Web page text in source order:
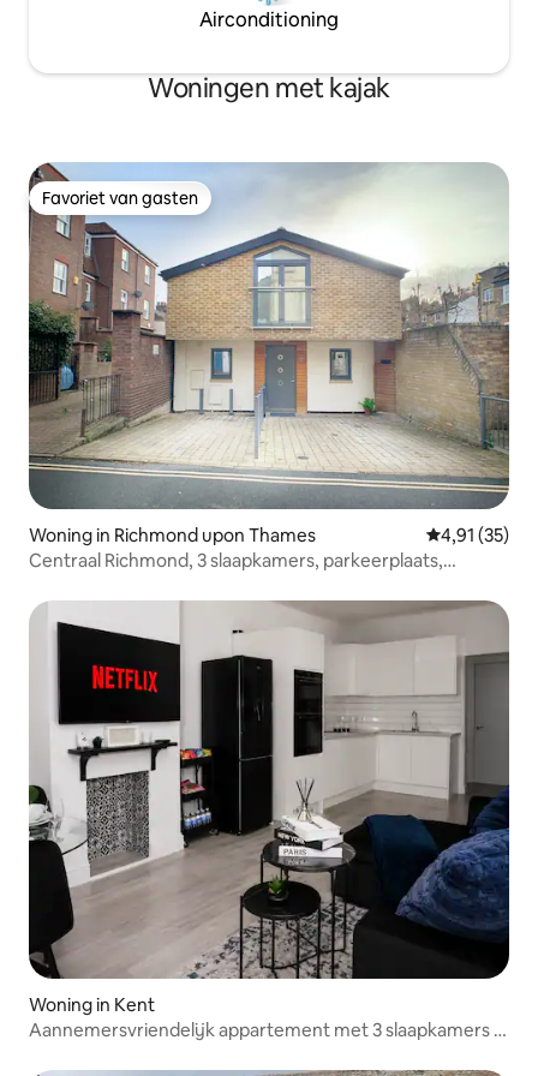
Airconditioning
Woningen met kajak
Favoriet van gasten
Favoriet van gasten
Woning in Richmond upon Thames Gemiddelde
4,91 (35)
Centraal Richmond, 3 slaapkamers, parkeerplaats,
Woning in Kent
Aannemersvriendelijk appartement met 3 slaapkamers in